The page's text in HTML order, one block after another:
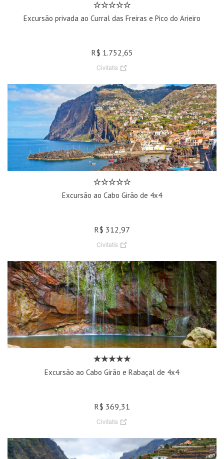
Excursão privada ao Curral das Freiras e Pico do Arieiro
R$ 1.752,65
Civitatis
Excursão ao Cabo Girão de 4x4
R$ 312,97
Civitatis
Excursão ao Cabo Girão e Rabaçal de 4x4
R$ 369,31
Civitatis